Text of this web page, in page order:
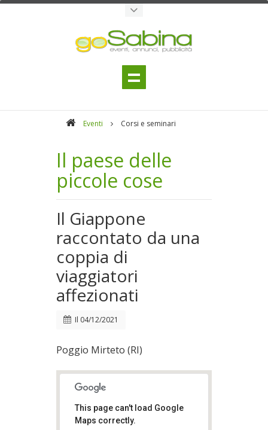
Eventi Corsi e seminari
Il paese delle
piccole cose
Il Giappone
raccontato da una
coppia di
viaggiatori
affezionati
Il 04/12/2021
Poggio Mirteto (RI)
This page can't load Google
Maps correctly.